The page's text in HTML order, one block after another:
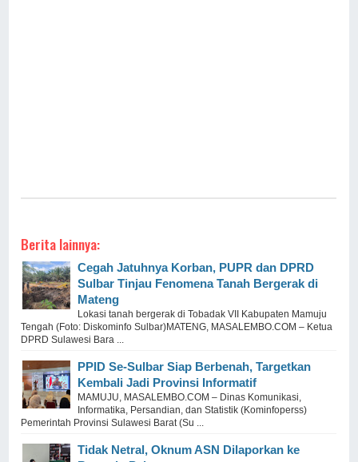
Berita lainnya:
Cegah Jatuhnya Korban, PUPR dan DPRD
Sulbar Tinjau Fenomena Tanah Bergerak di
Mateng
Lokasi tanah bergerak di Tobadak VII Kabupaten Mamuju
Tengah (Foto: Diskominfo Sulbar)MATENG, MASALEMBO.COM – Ketua
DPRD Sulawesi Bara ...
PPID Se-Sulbar Siap Berbenah, Targetkan
Kembali Jadi Provinsi Informatif
MAMUJU, MASALEMBO.COM – Dinas Komunikasi,
Informatika, Persandian, dan Statistik (Kominfoperss)
Pemerintah Provinsi Sulawesi Barat (Su ...
Tidak Netral, Oknum ASN Dilaporkan ke